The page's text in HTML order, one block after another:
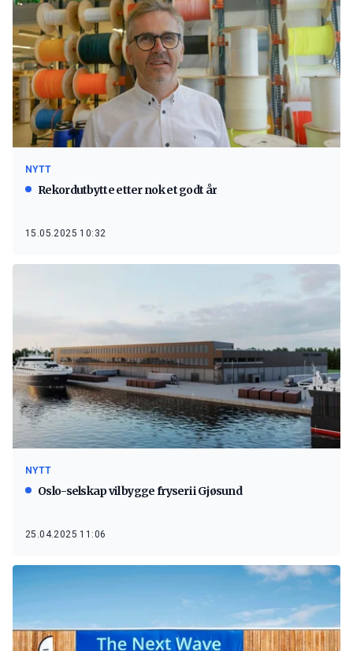
NYTT
Rekordutbytte etter nok et godt år
15.05.2025 10:32
NYTT
Oslo-selskap vil bygge fryseri i Gjøsund
25.04.2025 11:06